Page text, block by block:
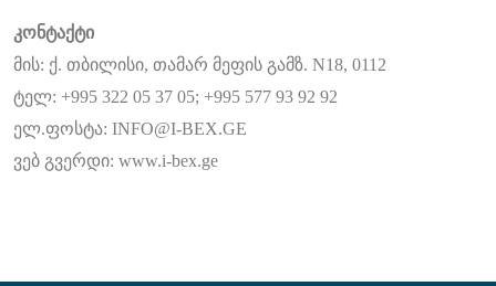
კონტაქტი
მის: ქ. თბილისი, თამარ მეფის გამზ. N18, 0112
ტელ: +995 322 05 37 05; +995 577 93 92 92
ელ.ფოსტა: INFO@I-BEX.GE
ვებ გვერდი: www.i-bex.ge